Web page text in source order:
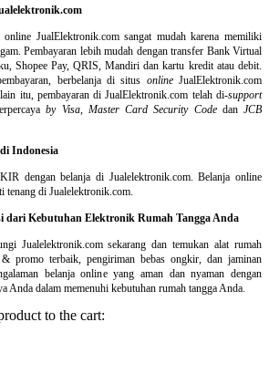
online JualElektronik.com sangat mudah karena memiliki
Pembayaran lebih mudah dengan transfer Bank Virtual
Shopee Pay, QRIS, Mandiri dan kartu kredit atau debit.
berbelanja di situs onlineJualElektronik.com
itu, pembayaran di JualElektronik.com telah di-support
by Visa, Master Card Security Codedan JCB
Indonesia
dengan belanja di Jualelektronik.com. Belanja online
tenang di Jualelektronik.com.
dari Kebutuhan Elektronik Rumah Tangga Anda
Jualelektronik.com sekarang dan temukan alat rumah
promo terbaik, pengiriman bebas ongkir, dan jaminan
belanja online yang aman dan nyaman dengan
Anda dalam memenuhi kebutuhan rumah tangga Anda.
to the cart: